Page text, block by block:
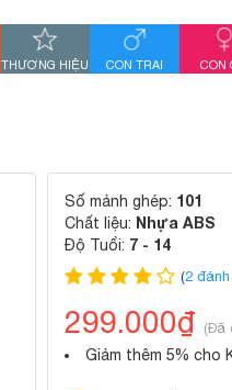
THƯƠNG HIỆU CON TRAI CON
Số mảnh ghép: 101
Chất liệu: Nhựa ABS
Độ Tuổi: 7 - 14
(2
299.000₫ (Đã
Giảm thêm 5% cho